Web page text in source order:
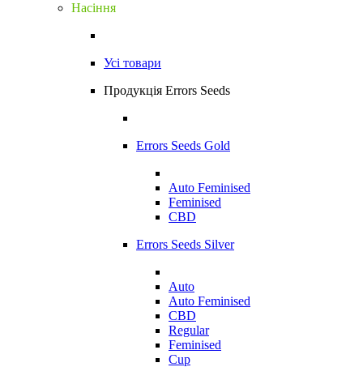
Насіння
Усі товари
Продукція Errors Seeds
Errors Seeds Gold
Auto Feminised
Feminised
CBD
Errors Seeds Silver
Auto
Auto Feminised
CBD
Regular
Feminised
Cup